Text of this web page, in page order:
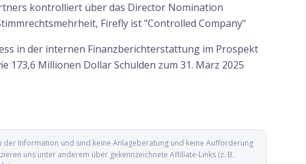
kontrolliert über das Director Nomination
Firefly ist "Controlled Company"
in der internen Finanzberichterstattung im Prospekt
173,6 Millionen Dollar Schulden zum 31. März 2025
der Information und sind keine Anlageberatung und keine Aufforderung
uns unter anderem über gekennzeichnete Affiliate-Links (z. B.